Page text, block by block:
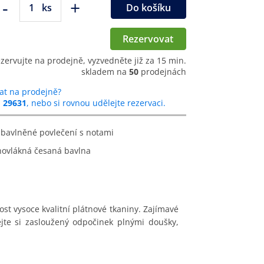
- ks + Do košíku
Rezervovat
na prodejně, vyzvedněte již za 15 min.
skladem na 50 prodejnách
na prodejně?
29631, nebo si rovnou udělejte rezervaci.
bavlněné povlečení s notami
česaná bavlna
vysoce kvalitní plátnové tkaniny. Zajímavé
si zasloužený odpočinek plnými doušky,